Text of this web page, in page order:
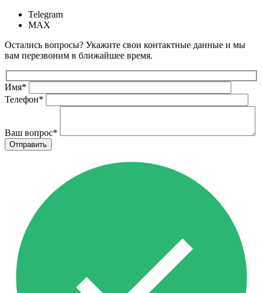
Telegram
MAX
Остались вопросы? Укажите свои контактные данные и мы
вам перезвоним в ближайшее время.
Имя*
Телефон*
Ваш вопрос*